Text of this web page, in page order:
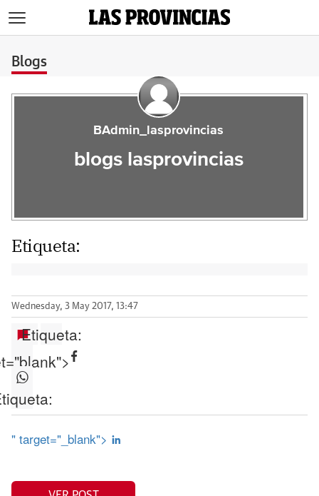
Blogs
BAdmin_lasprovincias
blogs lasprovincias
Etiqueta:
Wednesday, 3 May 2017, 13:47
Etiqueta:
" target="_blank">